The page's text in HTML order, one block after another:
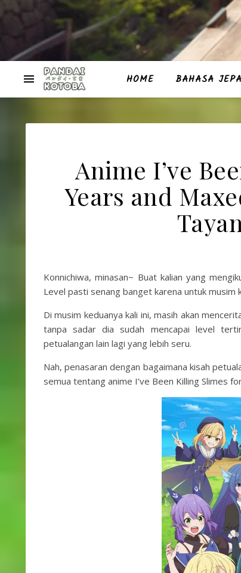
HOME BAHASA
Anime I’ve
Years and
Konnichiwa, minasan~ Buat kalian yang
Level pasti senang banget karena untuk musim
Di musim keduanya kali ini, masih akan
tanpa sadar dia sudah mencapai level
petualangan lain lagi yang lebih seru.
Nah, penasaran dengan bagaimana kisah
semua tentang anime I’ve Been Killing Slimes